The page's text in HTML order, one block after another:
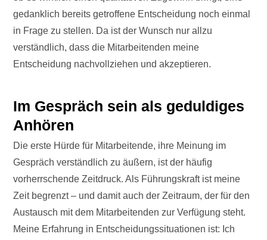
gedanklich bereits getroffene Entscheidung noch einmal
in Frage zu stellen. Da ist der Wunsch nur allzu
verständlich, dass die Mitarbeitenden meine
Entscheidung nachvollziehen und akzeptieren.
Im Gespräch sein als geduldiges
Anhören
Die erste Hürde für Mitarbeitende, ihre Meinung im
Gespräch verständlich zu äußern, ist der häufig
vorherrschende Zeitdruck. Als Führungskraft ist meine
Zeit begrenzt – und damit auch der Zeitraum, der für den
Austausch mit dem Mitarbeitenden zur Verfügung steht.
Meine Erfahrung in Entscheidungssituationen ist: Ich